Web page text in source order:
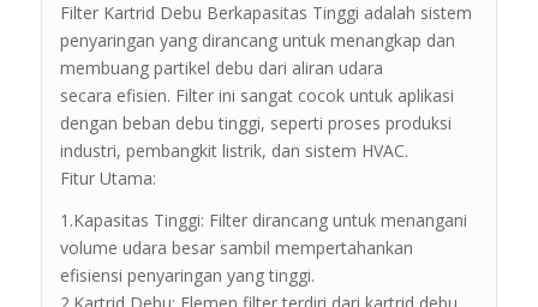
Filter Kartrid Debu Berkapasitas Tinggi adalah sistem
penyaringan yang dirancang untuk menangkap dan
membuang partikel debu dari aliran udara
secara efisien. Filter ini sangat cocok untuk aplikasi
dengan beban debu tinggi, seperti proses produksi
industri, pembangkit listrik, dan sistem HVAC.
Fitur Utama:
1.Kapasitas Tinggi: Filter dirancang untuk menangani
volume udara besar sambil mempertahankan
efisiensi penyaringan yang tinggi.